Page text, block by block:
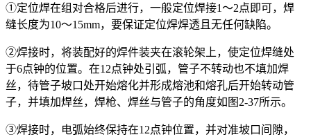
①定位焊在组对合格后进行，一般定位焊接1～2点即可，焊
缝长度为10～15mm，要保证定位焊焊透且无任何缺陷。
②焊接时，将装配好的焊件装夹在滚轮架上，使定位焊缝处
于6点钟的位置。在12点钟处引弧，管子不转动也不填加焊
丝，待管子坡口处开始熔化并形成熔池和熔孔后开始转动管
子，并填加焊丝，焊枪、焊丝与管子的角度如图2-37所示。
③焊接时，电弧始终保持在12点钟位置，并对准坡口间隙，